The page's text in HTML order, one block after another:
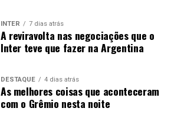
INTER 7 dias atrás
A reviravolta nas negociações que o
Inter teve que fazer na Argentina
DESTAQUE 4 dias atrás
As melhores coisas que aconteceram
com o Grêmio nesta noite